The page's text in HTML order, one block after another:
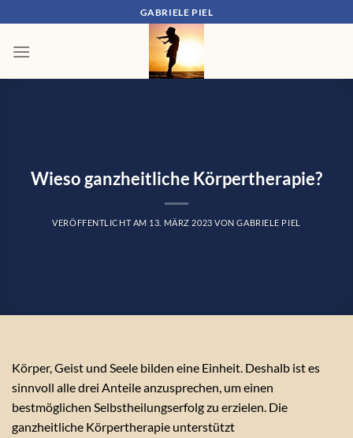
Inhalt
springen
GABRIELE PIEL
Wieso ganzheitliche Körpertherapie?
VERÖFFENTLICHT AM 13. MÄRZ 2023 VONGABRIELE PIEL
Körper, Geist und Seele bilden eine Einheit. Deshalb ist es
sinnvoll alle drei Anteile anzusprechen, um einen
bestmöglichen Selbstheilungserfolg zu erzielen. Die
ganzheitliche Körpertherapie unterstützt